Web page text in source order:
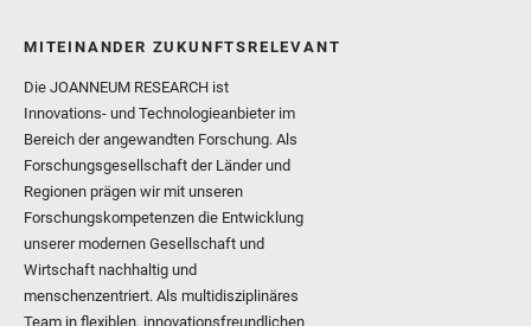
MITEINANDER ZUKUNFTSRELEVANT
Die JOANNEUM RESEARCH ist
Innovations- und Technologieanbieter im
Bereich der angewandten Forschung. Als
Forschungsgesellschaft der Länder und
Regionen prägen wir mit unseren
Forschungskompetenzen die Entwicklung
unserer modernen Gesellschaft und
Wirtschaft nachhaltig und
menschenzentriert. Als multidisziplinäres
Team in flexiblen, innovationsfreundlichen